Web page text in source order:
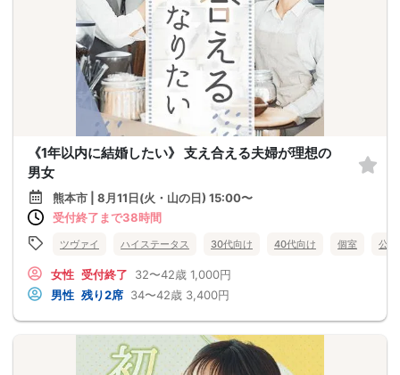
《1年以内に結婚したい》 支え合える夫婦が理想の
男女
熊本市 | 8月11日(火・山の日) 15:00〜
受付終了まで38時間
ツヴァイ ハイステータス 30代向け 40代向け 個室 公
女性 受付終了 32〜42歳 1,000円
男性 残り2席 34〜42歳 3,400円